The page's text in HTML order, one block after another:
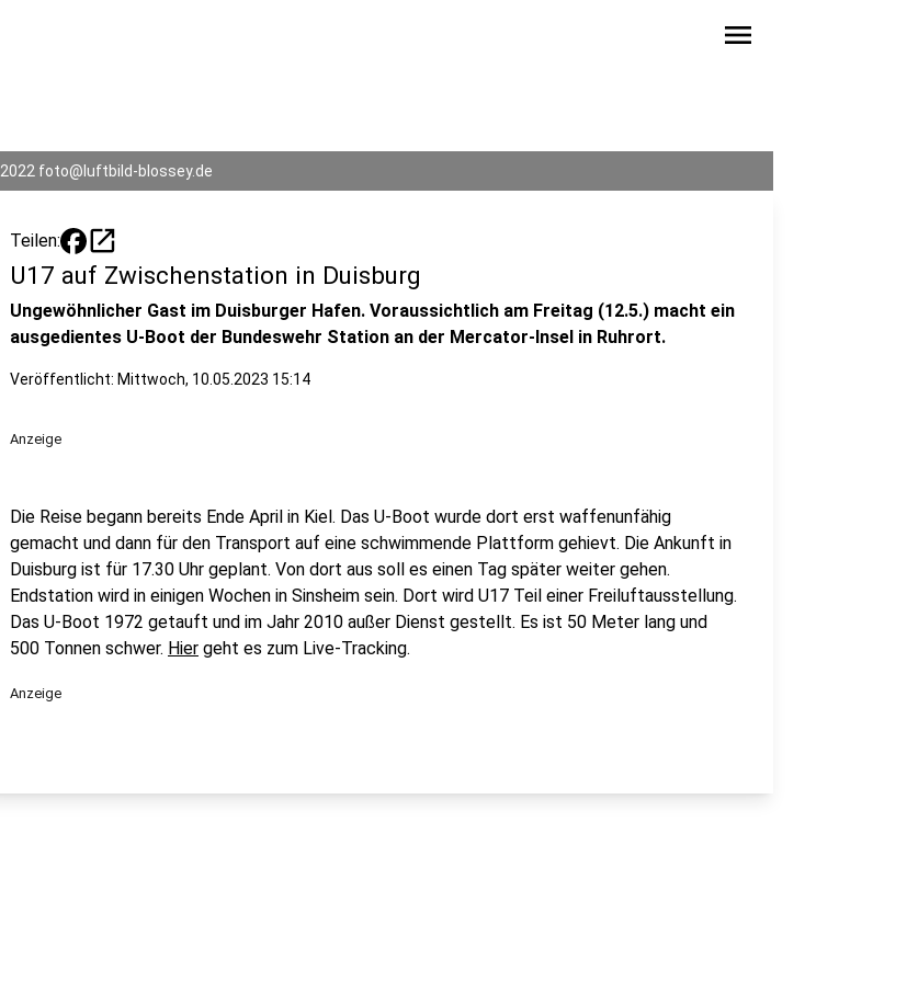
menu
2022 foto@luftbild-blossey.de
Teilen: open_in_new
U17 auf Zwischenstation in Duisburg
Ungewöhnlicher Gast im Duisburger Hafen. Voraussichtlich am Freitag (12.5.) macht ein
ausgedientes U-Boot der Bundeswehr Station an der Mercator-Insel in Ruhrort.
Veröffentlicht: Mittwoch, 10.05.2023 15:14
Anzeige
Die Reise begann bereits Ende April in Kiel. Das U-Boot wurde dort erst waffenunfähig
gemacht und dann für den Transport auf eine schwimmende Plattform gehievt. Die Ankunft in
Duisburg ist für 17.30 Uhr geplant. Von dort aus soll es einen Tag später weiter gehen.
Endstation wird in einigen Wochen in Sinsheim sein. Dort wird U17 Teil einer Freiluftausstellung.
Das U-Boot 1972 getauft und im Jahr 2010 außer Dienst gestellt. Es ist 50 Meter lang und
500 Tonnen schwer. Hier geht es zum Live-Tracking.
Anzeige